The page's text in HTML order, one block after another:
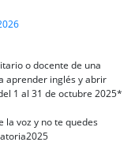
o docente de una
aprender inglés y abrir
1 al 31 de octubre 2025*
la voz y no te quedes